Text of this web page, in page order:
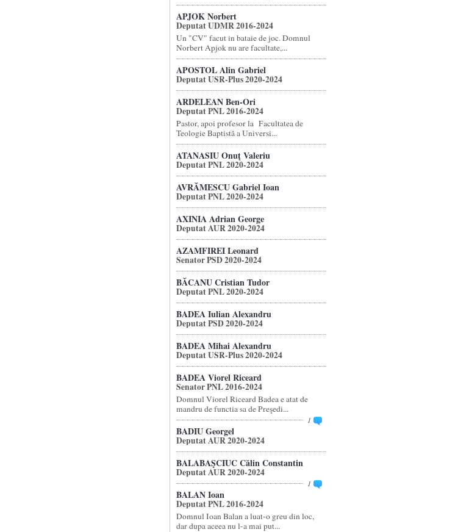
APJOK Norbert
Deputat UDMR 2016-2024
Un "CV" facut in bataie de joc. Domnul
Norbert Apjok nu are facultate,...
APOSTOL Alin Gabriel
Deputat USR-Plus 2020-2024
ARDELEAN Ben-Ori
Deputat PNL 2016-2024
Pastor, apoi profesor la Facultatea de
Teologie Baptistă a Universi...
ATANASIU Onuţ Valeriu
Deputat PNL 2020-2024
AVRĂMESCU Gabriel Ioan
Deputat PNL 2020-2024
AXINIA Adrian George
Deputat AUR 2020-2024
AZAMFIREI Leonard
Senator PSD 2020-2024
BĂCANU Cristian Tudor
Deputat PNL 2020-2024
BADEA Iulian Alexandru
Deputat PSD 2020-2024
BADEA Mihai Alexandru
Deputat USR-Plus 2020-2024
BADEA Viorel Riceard
Senator PNL 2016-2024
Domnul Viorel Riceard Badea e atat de
mandru de functia sa de Preşedi...
1
BADIU Georgel
Deputat AUR 2020-2024
BALABAŞCIUC Călin Constantin
Deputat AUR 2020-2024
1
BALAN Ioan
Deputat PNL 2016-2024
Domnul Ioan Balan a luat-o greu din loc,
dar dupa aceea nu l-a mai put...